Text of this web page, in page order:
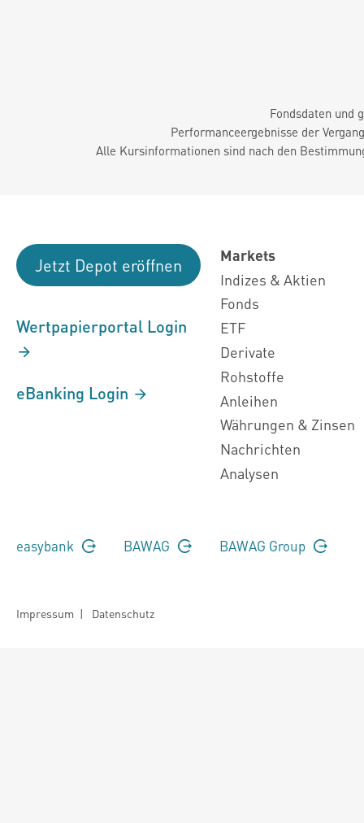
Fondsdaten und
Performanceergebnisse der
Alle Kursinformationen sind nach den
Jetzt Depot eröffnen
Wertpapierportal Login
eBanking Login
Markets
Indizes & Aktien
Fonds
ETF
Derivate
Rohstoffe
Anleihen
Währungen & Zinsen
Nachrichten
Analysen
easybank BAWAG BAWAG Group
Impressum | Datenschutz